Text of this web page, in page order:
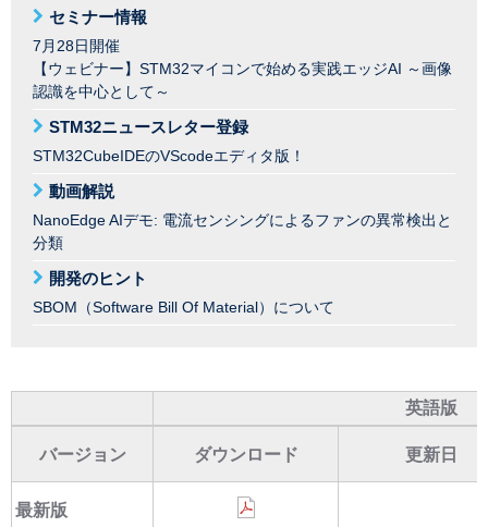
セミナー情報
7月28日開催
【ウェビナー】STM32マイコンで始める実践エッジAI ～画像
認識を中心として～
STM32ニュースレター登録
STM32CubeIDEのVScodeエディタ版！
動画解説
NanoEdge AIデモ: 電流センシングによるファンの異常検出と
分類
開発のヒント
SBOM（Software Bill Of Material）について
英語版
バージョン ダウンロード 更新日
最新版